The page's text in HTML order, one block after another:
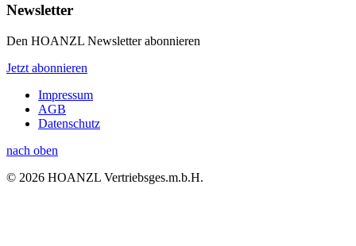
Newsletter
Den HOANZL Newsletter abonnieren
Jetzt abonnieren
Impressum
AGB
Datenschutz
nach oben
© 2026 HOANZL Vertriebsges.m.b.H.